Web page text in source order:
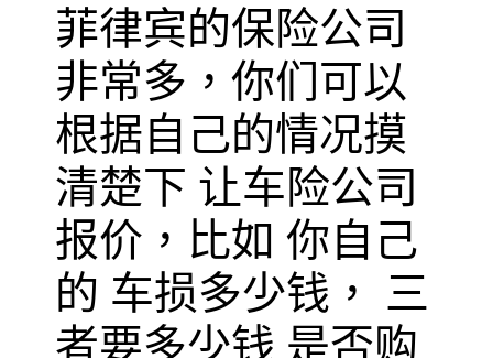
菲律宾的保险公司
非常多，你们可以
根据自己的情况摸
清楚下 让车险公司
报价，比如 你自己
的 车损多少钱， 三
者要多少钱 是否购